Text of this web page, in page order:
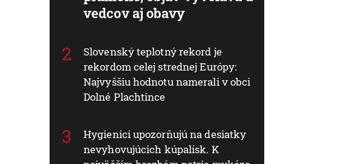
vedcov aj obavy
Slovenský teplotný rekord je
rekordom celej strednej Európy:
Najvyššiu hodnotu namerali v obci
Dolné Plachtince
Hygienici upozorňujú na desiatky
nevyhovujúcich kúpalísk. K